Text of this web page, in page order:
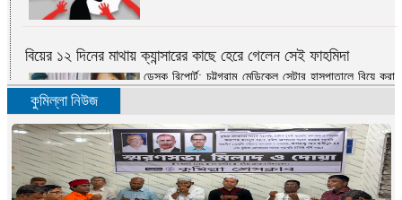
বিয়ের ১২ দিনের মাথায় ক্যান্সারের কাছে হেরে গেলেন সেই ফাহমিদা
ডেস্ক রিপোর্ট: চট্টগ্রাম মেডিকেল সেন্টার হাসপাতালে বিয়ে করা
এবার স্বাধীনতার সংগ্রাম
মোহাম্মদ ওমর ফারুক দেওয়ান: ‘এবার স্বাধীনতার
কুমিল্লা নিউজ